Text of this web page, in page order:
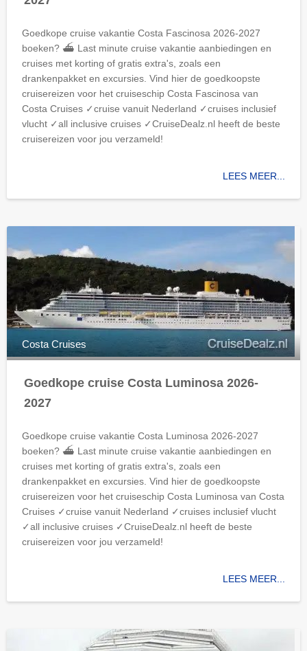
Goedkope cruise vakantie Costa Fascinosa 2026-2027
boeken? ⛴ Last minute cruise vakantie aanbiedingen en
cruises met korting of gratis extra's, zoals een
drankenpakket en excursies. Vind hier de goedkoopste
cruisereizen voor het cruiseschip Costa Fascinosa van
Costa Cruises ✓cruise vanuit Nederland ✓cruises inclusief
vlucht ✓all inclusive cruises ✓CruiseDealz.nl heeft de beste
cruisereizen voor jou verzameld!
LEES MEER...
Costa Cruises
Goedkope cruise Costa Luminosa 2026-
2027
Goedkope cruise vakantie Costa Luminosa 2026-2027
boeken? ⛴ Last minute cruise vakantie aanbiedingen en
cruises met korting of gratis extra's, zoals een
drankenpakket en excursies. Vind hier de goedkoopste
cruisereizen voor het cruiseschip Costa Luminosa van Costa
Cruises ✓cruise vanuit Nederland ✓cruises inclusief vlucht
✓all inclusive cruises ✓CruiseDealz.nl heeft de beste
cruisereizen voor jou verzameld!
LEES MEER...